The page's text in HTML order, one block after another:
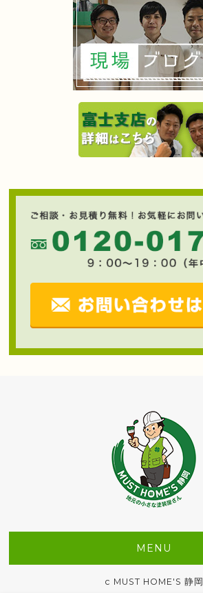
MENU
c MUST HOME'S 静岡